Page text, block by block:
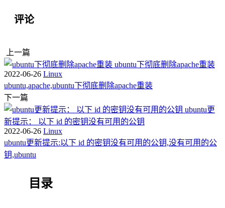
评论
上一篇
ubuntu下彻底删除apache重装
2022-06-26 Linux
ubuntu,apache,ubuntu下彻底删除apache重装
下一篇
ubuntu更
新提示： 以下 id 的密钥没有可用的公钥
2022-06-26 Linux
ubuntu更新提示:以下 id 的密钥没有可用的公钥,没有可用的公
钥,ubuntu
目录